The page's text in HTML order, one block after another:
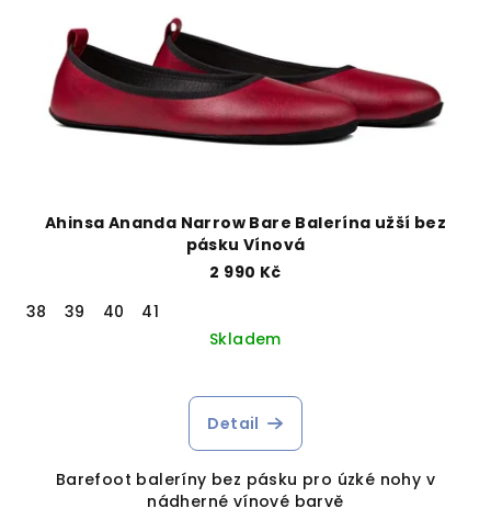
Ahinsa Ananda Narrow Bare Balerína užší bez
pásku Vínová
2 990 Kč
38
39 40
41
Skladem
Detail
Barefoot baleríny bez pásku pro úzké nohy v
nádherné vínové barvě